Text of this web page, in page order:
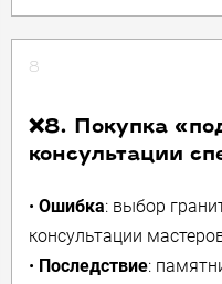
8
❌8. Покупка
консультации
• Ошибка: выбор
консультации
• Последствие: